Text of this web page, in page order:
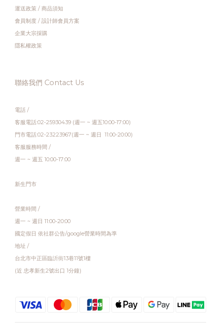
運送政策 / 商品須知
會員制度 / 設計師會員方案
企業大宗採購
隱私權政策
聯絡我們 Contact Us
電話 /
客服電話:02-25930439 (週一 ~ 週五10:00-17:00)
門市電話:02-23223967(週一 ~ 週日 11:00-20:00)
客服服務時間 /
週一 ~ 週五 10:00-17:00
新生門市
營業時間 /
週一 ~ 週日 11:00-20:00
國定假日 依社群公告/google營業時間為準
地址 /
台北市中正區臨沂街13巷11號1樓
(近 忠孝新生2號出口 1分鐘)